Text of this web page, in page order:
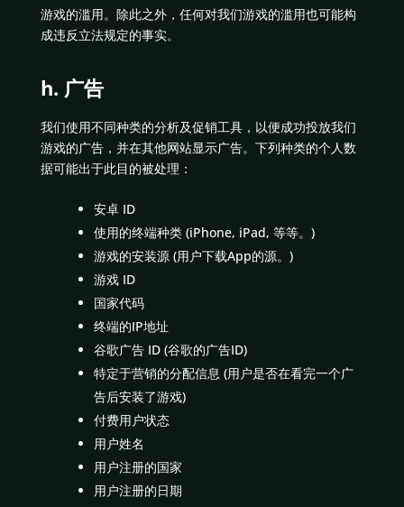
游戏的滥用。除此之外，任何对我们游戏的滥用也可能构
成违反立法规定的事实。
h. 广告
我们使用不同种类的分析及促销工具，以便成功投放我们
游戏的广告，并在其他网站显示广告。下列种类的个人数
据可能出于此目的被处理：
安卓 ID
使用的终端种类 (iPhone, iPad, 等等。)
游戏的安装源 (用户下载App的源。)
游戏 ID
国家代码
终端的IP地址
谷歌广告 ID (谷歌的广告ID)
特定于营销的分配信息 (用户是否在看完一个广
告后安装了游戏)
付费用户状态
用户姓名
用户注册的国家
用户注册的日期